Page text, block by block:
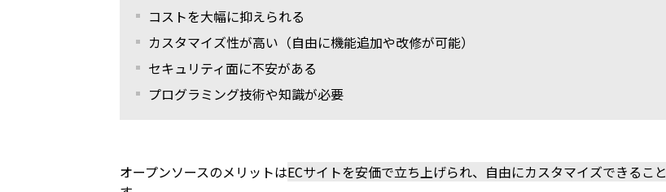
コストを大幅に抑えられる
カスタマイズ性が高い（自由に機能追加や改修が可能）
セキュリティ面に不安がある
プログラミング技術や知識が必要
オープンソースのメリットはECサイトを安価で立ち上げられ、自由にカスタマイズできること